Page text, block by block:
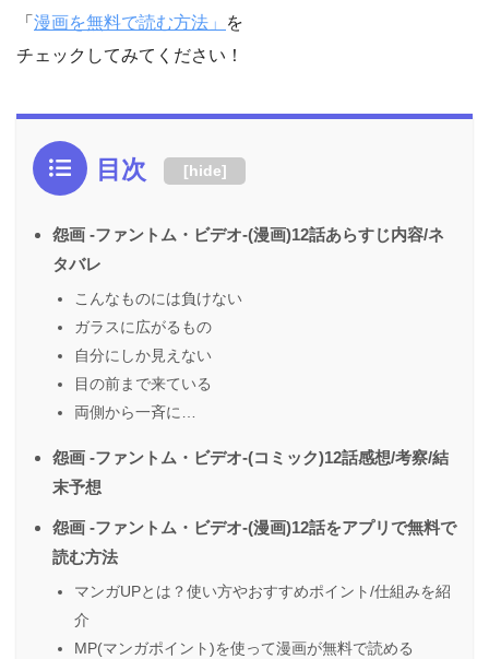
「 漫画を無料で読む方法」
を
チェックしてみてください！
目次 [hide]
怨画 -ファントム・ビデオ-(漫画)12話あらすじ内容/ネ
タバレ
こんなものには負けない
ガラスに広がるもの
自分にしか見えない
目の前まで来ている
両側から一斉に…
怨画 -ファントム・ビデオ-(コミック)12話感想/考察/結
末予想
怨画 -ファントム・ビデオ-(漫画)12話をアプリで無料で
読む方法
マンガUPとは？使い方やおすすめポイント/仕組みを紹
介
MP(マンガポイント)を使って漫画が無料で読める